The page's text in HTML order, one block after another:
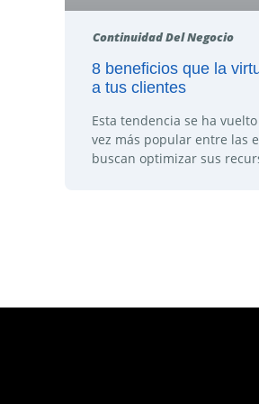
Continuidad Del Negocio
8 beneficios que la
a tus clientes
Esta tendencia se ha
vez más popular entre las
buscan optimizar sus